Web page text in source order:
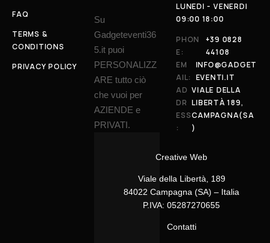
FAQ
TERMS &
CONDITIONS
PRIVACY POLICY
Su
Gadgeteventi36
5.it puoi
PERSONALIZZ
ARE tutto ciò
che vuoi per
AZIENDE e
PRIVATI.
Creative Web
Viale della Libertà, 189
84022 Campagna (SA) – Italia
P.IVA: 05287270655
Contatti
LUNEDI - VENERDI
09:00 18:00
PHON
E:
+39 0828
44108
EM
AIL:
INFO@GADGET
EVENTI.IT
AD
DR
ESS
:
VIALE DELLA
LIBERTÀ 189,
CAMPAGNA(SA
)